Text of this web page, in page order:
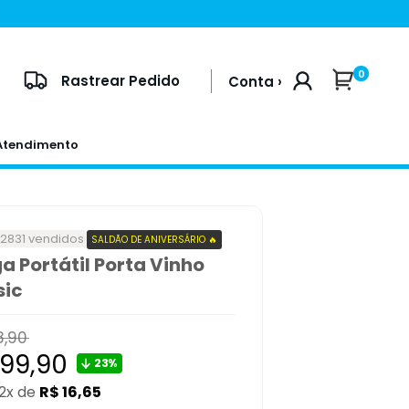
Rastrear Pedido Conta › 0
vendidos SALDÃO DE ANIVERSÁRIO 🔥
Portátil Porta Vinho
23%
de R$ 16,65